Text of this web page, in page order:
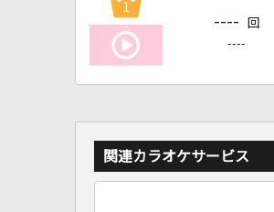
1
---- 回
----
関連カラオケサービス